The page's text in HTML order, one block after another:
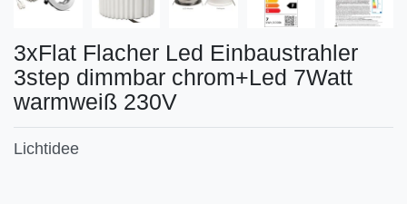
3xFlat Flacher Led Einbaustrahler
3step dimmbar chrom+Led 7Watt
warmweiß 230V
Lichtidee